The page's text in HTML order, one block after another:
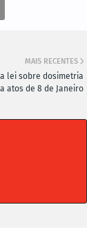
MAIS RECENTES
lei sobre dosimetria
atos de 8 de Janeiro